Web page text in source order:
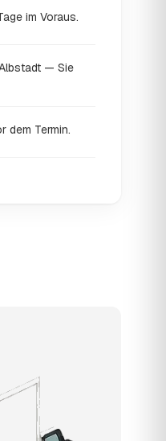
im Voraus.
— Sie
dem Termin.